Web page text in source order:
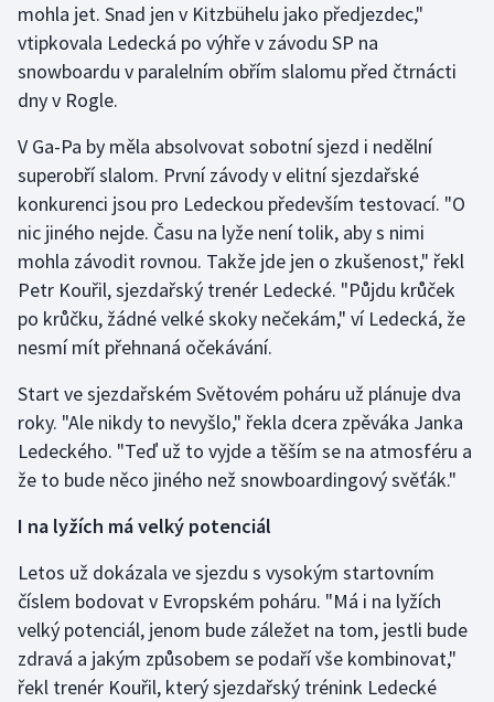
Futsal
Golf
Gymnastika
Házená
Jezdectví
Judo
Krasobruslení
Lezení
Lyže a snowboard
Moderní pětiboj
Motorsport
Olympijské hry
Parasport
mohla jet. Snad jen v Kitzbühelu jako předjezdec,"
vtipkovala Ledecká po výhře v závodu SP na
snowboardu v paralelním obřím slalomu před čtrnácti
dny v Rogle.
V Ga-Pa by měla absolvovat sobotní sjezd i nedělní
superobří slalom. První závody v elitní sjezdařské
konkurenci jsou pro Ledeckou především testovací. "O
nic jiného nejde. Času na lyže není tolik, aby s nimi
mohla závodit rovnou. Takže jde jen o zkušenost," řekl
Petr Kouřil, sjezdařský trenér Ledecké. "Půjdu krůček
po krůčku, žádné velké skoky nečekám," ví Ledecká, že
nesmí mít přehnaná očekávání.
Start ve sjezdařském Světovém poháru už plánuje dva
roky. "Ale nikdy to nevyšlo," řekla dcera zpěváka Janka
Ledeckého. "Teď už to vyjde a těším se na atmosféru a
že to bude něco jiného než snowboardingový svěťák."
I na lyžích má velký potenciál
Letos už dokázala ve sjezdu s vysokým startovním
číslem bodovat v Evropském poháru. "Má i na lyžích
velký potenciál, jenom bude záležet na tom, jestli bude
zdravá a jakým způsobem se podaří vše kombinovat,"
řekl trenér Kouřil, který sjezdařský trénink Ledecké